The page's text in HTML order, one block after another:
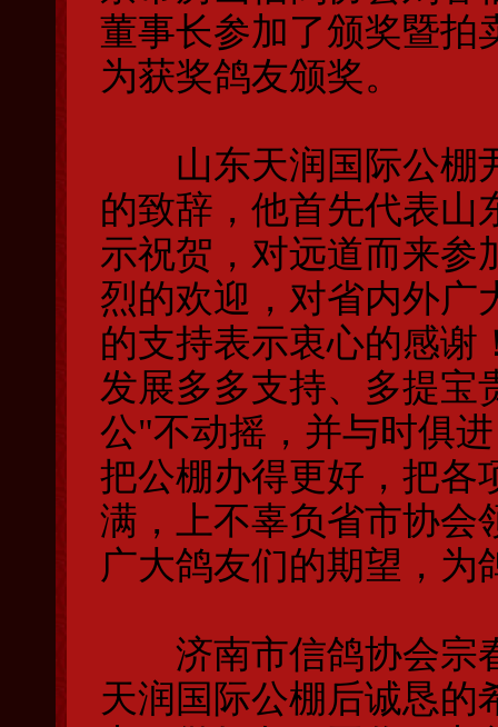
董事长参加了颁奖暨拍
为获奖鸽友颁奖。
山东天润国际公棚
的致辞，他首先代表山
示祝贺，对远道而来参
烈的欢迎，对省内外广
的支持表示衷心的感谢
发展多多支持、多提宝
公"不动摇，并与时俱
把公棚办得更好，把各
满，上不辜负省市协会
广大鸽友们的期望，为
济南市信鸽协会宗
天润国际公棚后诚恳的